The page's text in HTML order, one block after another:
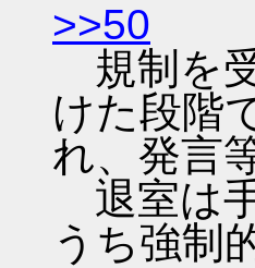
>>50
規制を
けた段階
れ、発言
退室は
うち強制